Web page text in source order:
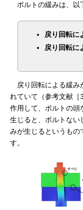
ボルトの緩みは、以
戻り回転に
戻り回転に
戻り回転による緩み
れていて（参考文献
作用して、ボルトの頭
生じると、ボルトない
みが生じるというもの
す。